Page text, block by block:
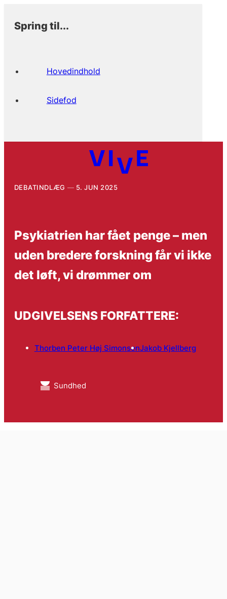
Spring til...
Hovedindhold
Sidefod
DEBATINDLÆG 5. JUN 2025
Psykiatrien har fået penge – men
uden bredere forskning får vi ikke
det løft, vi drømmer om
UDGIVELSENS FORFATTERE:
Thorben Peter Høj SimonsenJakob Kjellberg
Sundhed